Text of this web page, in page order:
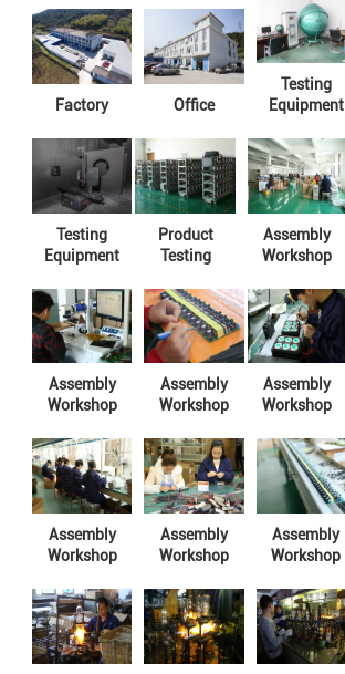
Factory Office
Testing
Equipment
Testing
Equipment
Product
Testing
Assembly
Workshop
Assembly
Workshop
Assembly
Workshop
Assembly
Workshop
Assembly
Workshop
Assembly
Workshop
Assembly
Workshop